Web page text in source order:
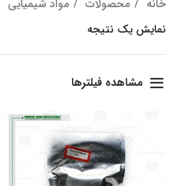
خانه محصولات مواد شیمیایی
نمایش یک نتیجه
مشاهده فیلترها